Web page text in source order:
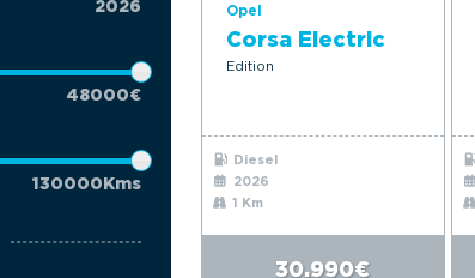
2026
48000€
130000Kms
Opel
Corsa Electric
Edition
Diesel
2026
1 Km
30.990€